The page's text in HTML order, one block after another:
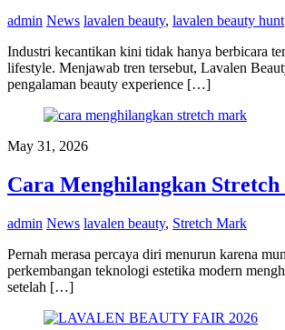
admin News lavalen beauty, lavalen beauty hunt
Industri kecantikan kini tidak hanya berbicara
lifestyle. Menjawab tren tersebut, Lavalen
pengalaman beauty experience […]
May 31, 2026
Cara Menghilangkan
admin News lavalen beauty, Stretch Mark
Pernah merasa percaya diri menurun karena
perkembangan teknologi estetika modern
setelah […]